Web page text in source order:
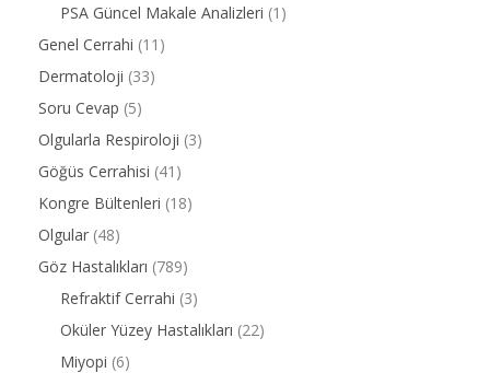
PSA Güncel Makale Analizleri (1)
Genel Cerrahi (11)
Dermatoloji (33)
Soru Cevap (5)
Olgularla Respiroloji (3)
Göğüs Cerrahisi (41)
Kongre Bültenleri (18)
Olgular (48)
Göz Hastalıkları (789)
Refraktif Cerrahi (3)
Oküler Yüzey Hastalıkları (22)
Miyopi (6)